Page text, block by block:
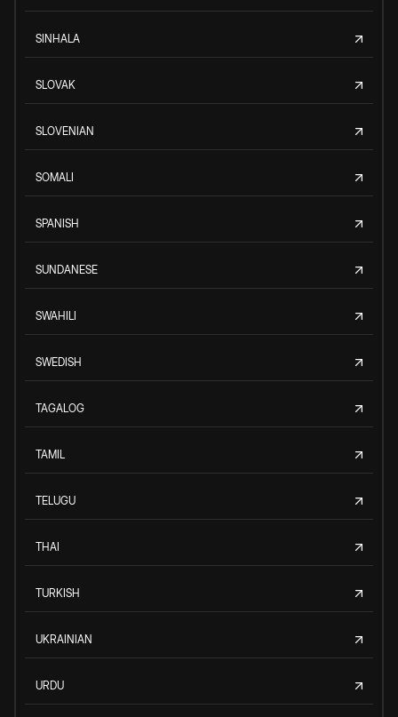
SINHALA
SLOVAK
SLOVENIAN
SOMALI
SPANISH
SUNDANESE
SWAHILI
SWEDISH
TAGALOG
TAMIL
TELUGU
THAI
TURKISH
UKRAINIAN
URDU